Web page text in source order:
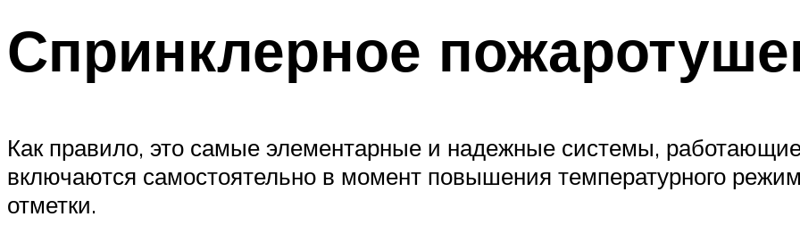
Спринклерное
Как правило, это самые элементарные и надежные системы,
включаются самостоятельно в момент повышения температурного
отметки.